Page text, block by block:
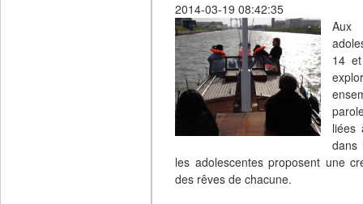
2014-03-19 08:42:35
Aux
14
liées
dans
les adolescentes proposent une
des rêves de chacune.